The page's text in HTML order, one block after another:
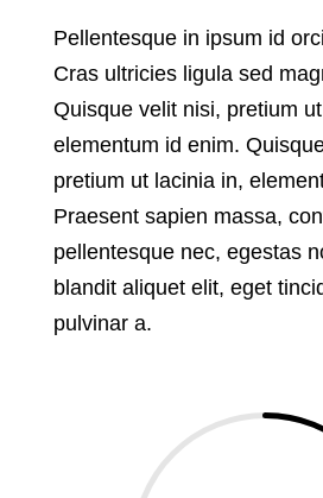
Pellentesque in ipsum id
Cras ultricies ligula sed
Quisque velit nisi, pretium
elementum id enim.
pretium ut lacinia in,
Praesent sapien massa,
pellentesque nec, egestas
blandit aliquet elit, eget
pulvinar a.